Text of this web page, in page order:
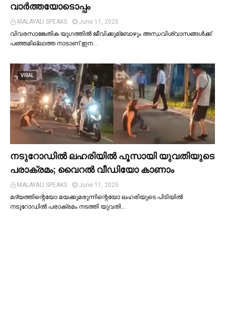
വാർത്തയോടൊപ്പം
MALAYALI SPEAKS
June 11, 2025
വിവരസാങ്കേതിക യുഗത്തില്‍ ജീവിക്കുമ്ബോഴും അന്ധവിശ്വാസങ്ങള്‍ക്ക്
പഞ്ഞമില്ലാത്ത നാടാണ് ഇന…
VIRAL
നടുറോഡില്‍ ലഹരിയില്‍ പൂസായി യുവതിയുടെ
പരാക്രമം; വൈറൽ വീഡിയോ കാണാം
MALAYALI SPEAKS
June 11, 2025
മദ്യത്തിന്റെയോ മയക്കുമരുന്നിന്റെയോ ലഹരിയുടെ പിടിയില്‍
നടുറോഡില്‍ പരാക്രമം നടത്തി യുവതി…